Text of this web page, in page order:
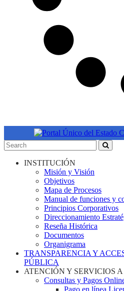
INSTITUCIÓN
Misión y Visión
Objetivos
Mapa de Procesos
Manual de funciones y
Principios Corporativos
Direccionamiento
Reseña Histórica
Documentos
Organigrama
TRANSPARENCIA Y
PÚBLICA
ATENCIÓN Y SERVICIOS
Consultas y Pagos
Pago en línea